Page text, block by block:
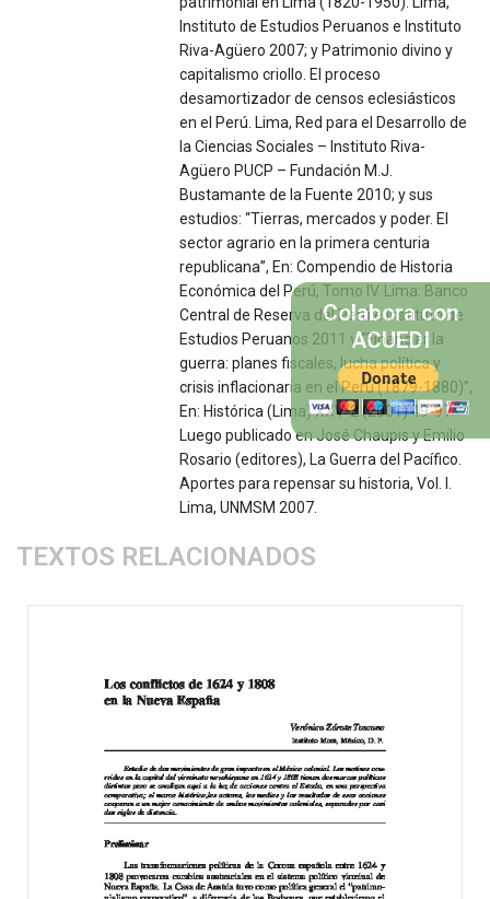
Instituto de Estudios Peruanos e Instituto
Riva-Agüero 2007; y Patrimonio divino y
capitalismo criollo. El proceso
desamortizador de censos eclesiásticos
en el Perú. Lima, Red para el Desarrollo de
la Ciencias Sociales – Instituto Riva-
Agüero PUCP – Fundación M.J.
Bustamante de la Fuente 2010; y sus
estudios: “Tierras, mercados y poder. El
sector agrario en la primera centuria
republicana”, En: Compendio de Historia
Económica del Perú, Tomo IV. Lima: Banco
Central de Reserva del Perú e Instituto de
Estudios Peruanos 2011 y “Financiar la
guerra: planes fiscales, lucha política y
crisis inflacionaria en el Perú (1879-1880)”,
En: Histórica (Lima) XXV-2 (2001) 49-97.
Luego publicado en José Chaupis y Emilio
Rosario (editores), La Guerra del Pacífico.
Aportes para repensar su historia, Vol. I.
Lima, UNMSM 2007.
TEXTOS RELACIONADOS
Colabora con
ACUEDI